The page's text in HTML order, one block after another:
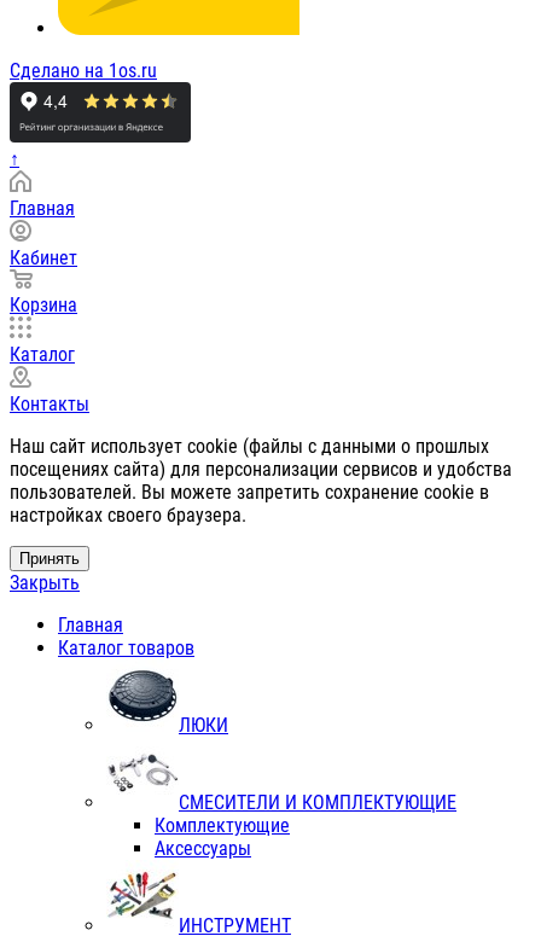
Сделано на 1os.ru
↑
Главная
Кабинет
Корзина
Каталог
Контакты
Наш сайт использует cookie (файлы с данными о прошлых
посещениях сайта) для персонализации сервисов и удобства
пользователей. Вы можете запретить сохранение cookie в
настройках своего браузера.
Принять
Закрыть
Главная
Каталог товаров
ЛЮКИ
СМЕСИТЕЛИ И КОМПЛЕКТУЮЩИЕ
Комплектующие
Аксессуары
ИНСТРУМЕНТ